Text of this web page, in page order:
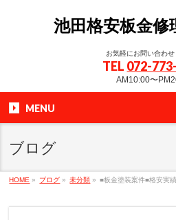
池田格安板金修
お気軽にお問い合わ
TEL 072-
AM10:00〜
MENU
ブログ
HOME » ブログ » 未分類 » ■板金塗装案件■格安実